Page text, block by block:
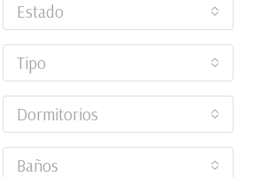
Estado
Tipo
Dormitorios
Baños